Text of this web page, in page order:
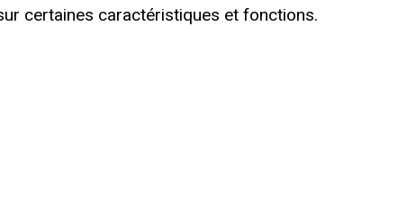
certaines caractéristiques et fonctions.